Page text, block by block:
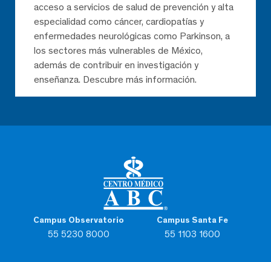
Campus Observatorio
55 5230 8000
Campus Santa Fe
55 1103 1600
acceso a servicios de salud de prevención y alta
especialidad como cáncer, cardiopatías y
enfermedades neurológicas como Parkinson, a
los sectores más vulnerables de México,
además de contribuir en investigación y
enseñanza. Descubre más información.